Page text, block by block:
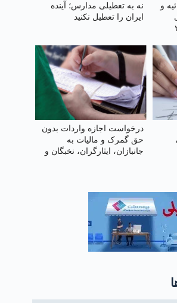
و
۲۲
نه به تعطیلی مدارس؛ آینده
ایران را تعطیل نکنید
درخواست اجازه واردات بدون
حق گمرک و مالیات به
جانبازان، ایثارگران، نخبگان و